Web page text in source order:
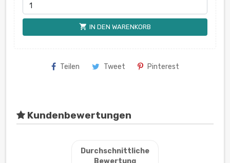
shopping_cart IN DEN WARENKORB
Teilen Tweet Pinterest
Kundenbewertungen
Durchschnittliche